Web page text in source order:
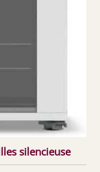
silencieuse